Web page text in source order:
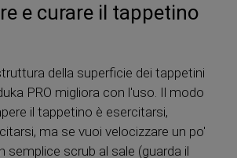
e curare il tappetino
della superficie dei tappetini
PRO migliora con l'uso. Il modo
il tappetino è esercitarsi,
ma se vuoi velocizzare un po'
semplice scrub al sale (guarda il